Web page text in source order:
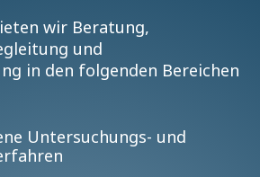
wir Beratung,
und
in den folgenden Bereichen
Untersuchungs- und